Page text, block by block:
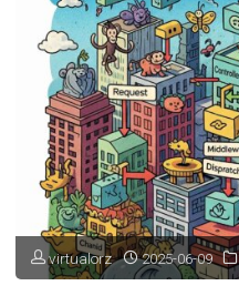
行
器"
呼
叫
函
數
(variable
functions)
virtualorz 2025-06-09